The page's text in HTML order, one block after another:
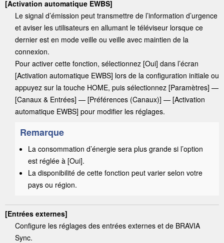
[Activation automatique EWBS]
Le signal d’émission peut transmettre de l’information d’urgence
et aviser les utilisateurs en allumant le téléviseur lorsque ce
dernier est en mode veille ou veille avec maintien de la
connexion.
Pour activer cette fonction, sélectionnez [Oui] dans l’écran
[Activation automatique EWBS] lors de la configuration initiale ou
appuyez sur la touche HOME, puis sélectionnez [Paramètres] —
[Canaux & Entrées] — [Préférences (Canaux)] — [Activation
automatique EWBS] pour modifier les réglages.
Remarque
La consommation d’énergie sera plus grande si l’option
est réglée à [Oui].
La disponibilité de cette fonction peut varier selon votre
pays ou région.
[Entrées externes]
Configure les réglages des entrées externes et de BRAVIA
Sync.